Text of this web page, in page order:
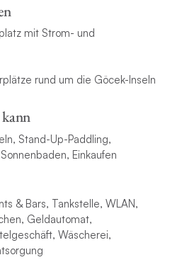
mit Strom- und
rund um die Göcek-Inseln
Stand-Up-Paddling,
Einkaufen
& Bars, Tankstelle, WLAN,
Geldautomat,
Wäscherei,